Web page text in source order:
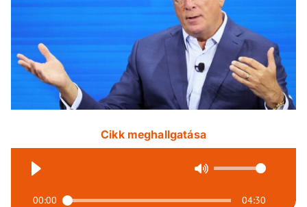
Cikk meghallgatása
00:00 04:30